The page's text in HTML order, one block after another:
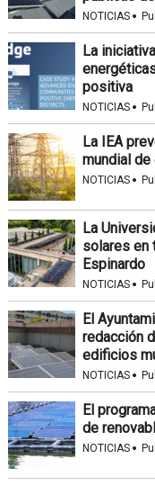
NOTICIAS ·
La
positiva
NOTICIAS ·
La IEA
mundial
NOTICIAS ·
La
solares en
Espinardo
NOTICIAS ·
El
redacción
edificios
NOTICIAS ·
El
de
NOTICIAS ·